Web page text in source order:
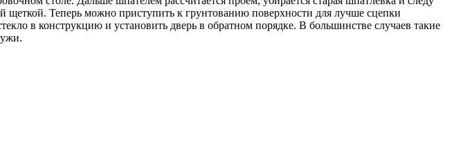
щеткой. Теперь можно приступить к грунтованию поверхности для лучше сцепки
в конструкцию и установить дверь в обратном порядке. В большинстве случаев такие